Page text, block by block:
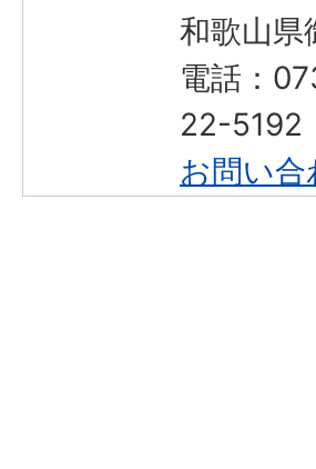
和歌山県
電話：
22-5192
お問い